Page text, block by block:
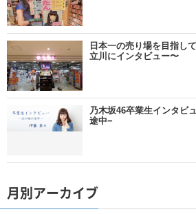
日本一の売り場を目指し
立川にインタビュー〜
乃木坂46卒業生インタ
途中−
月別アーカイブ